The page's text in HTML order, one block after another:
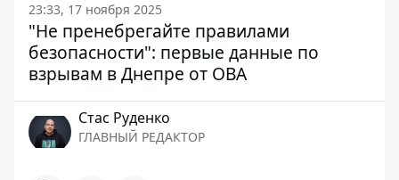
23:33, 17 ноября 2025
"Не пренебрегайте правилами
безопасности": первые данные по
взрывам в Днепре от ОВА
Стаc Руденко
ГЛАВНЫЙ РЕДАКТОР